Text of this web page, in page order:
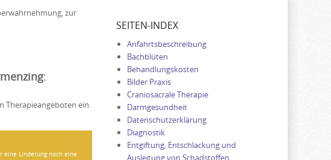
zur
:
Therapieangeboten ein.
eine Linderung noch eine
SEITEN-INDEX
Anfahrtsbeschreibung
Bachblüten
Behandlungskosten
Bilder Praxis
Craniosacrale Therapie
Darmgesundheit
Datenschutzerklärung
Diagnostik
Entgiftung, Entschlackung und
Ausleitung von Schadstoffen